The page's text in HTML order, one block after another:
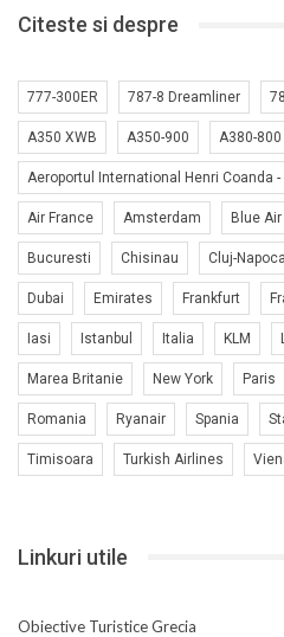
Citeste si despre
777-300ER 787-8 Dreamliner
A350 XWB A350-900 A380-800
Aeroportul International Henri Coanda
Air France Amsterdam Blue Air
Bucuresti Chisinau Cluj-Napoca
Dubai Emirates Frankfurt
Iasi Istanbul Italia KLM
Marea Britanie New York Paris
Romania Ryanair Spania
Timisoara Turkish Airlines
Linkuri utile
Obiective Turistice Grecia